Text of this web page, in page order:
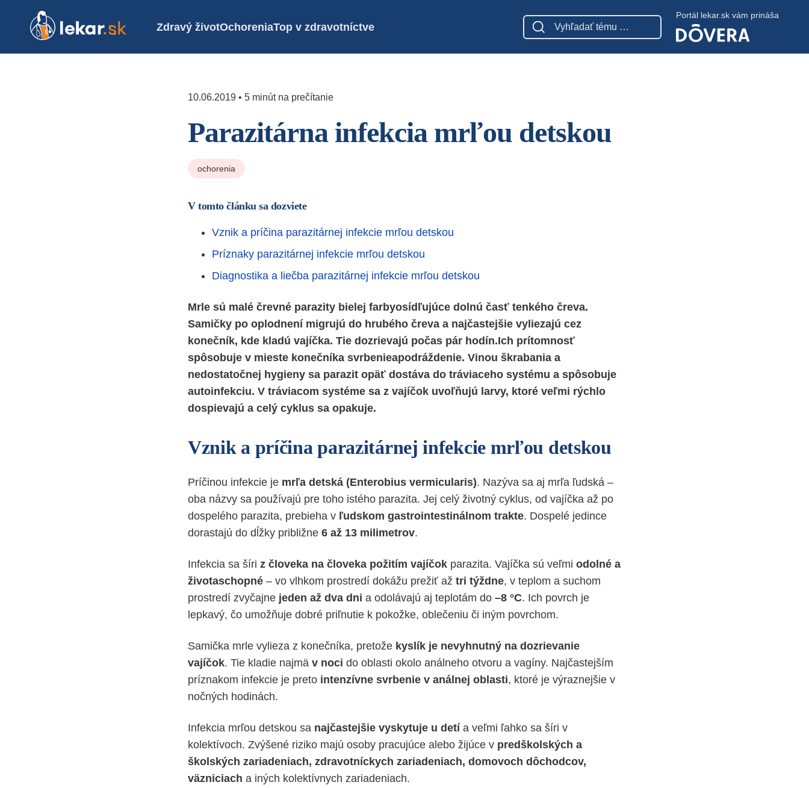
Zdravý životOchoreniaTop v zdravotníctve
Portál lekar.sk vám prináša
10.06.2019 • 5 minút na prečítanie
Parazitárna infekcia mrľou detskou
ochorenia
V tomto článku sa dozviete
Vznik a príčina parazitárnej infekcie mrľou detskou
Príznaky parazitárnej infekcie mrľou detskou
Diagnostika a liečba parazitárnej infekcie mrľou detskou
Mrle sú malé črevné parazity bielej farbyosídľujúce dolnú časť tenkého čreva.
Samičky po oplodnení migrujú do hrubého čreva a najčastejšie vyliezajú cez
konečník, kde kladú vajíčka. Tie dozrievajú počas pár hodín.Ich prítomnosť
spôsobuje v mieste konečníka svrbenieapodráždenie. Vinou škrabania a
nedostatočnej hygieny sa parazit opäť dostáva do tráviaceho systému a spôsobuje
autoinfekciu. V tráviacom systéme sa z vajíčok uvoľňujú larvy, ktoré veľmi rýchlo
dospievajú a celý cyklus sa opakuje.
Vznik a príčina parazitárnej infekcie mrľou detskou
Príčinou infekcie je mrľa detská (Enterobius vermicularis). Nazýva sa aj mrľa ľudská –
oba názvy sa používajú pre toho istého parazita. Jej celý životný cyklus, od vajíčka až po
dospelého parazita, prebieha v ľudskom gastrointestinálnom trakte. Dospelé jedince
dorastajú do dĺžky približne 6 až 13 milimetrov.
Infekcia sa šíri z človeka na človeka požitím vajíčok parazita. Vajíčka sú veľmi odolné a
životaschopné – vo vlhkom prostredí dokážu prežiť až tri týždne, v teplom a suchom
prostredí zvyčajne jeden až dva dni a odolávajú aj teplotám do –8 °C. Ich povrch je
lepkavý, čo umožňuje dobré priľnutie k pokožke, oblečeniu či iným povrchom.
Samička mrle vylieza z konečníka, pretože kyslík je nevyhnutný na dozrievanie
vajíčok. Tie kladie najmä v noci do oblasti okolo análneho otvoru a vagíny. Najčastejším
príznakom infekcie je preto intenzívne svrbenie v análnej oblasti, ktoré je výraznejšie v
nočných hodinách.
Infekcia mrľou detskou sa najčastejšie vyskytuje u detí a veľmi ľahko sa šíri v
kolektívoch. Zvýšené riziko majú osoby pracujúce alebo žijúce v predškolských a
školských zariadeniach, zdravotníckych zariadeniach, domovoch dôchodcov,
väzniciach a iných kolektívnych zariadeniach.